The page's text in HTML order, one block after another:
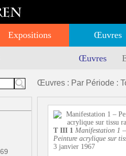
Expositions Œuvres
Œuvres
Œuvres : Par Période :
T III 1 Manifestation 1 –
Peinture acrylique sur
3 janvier 1967